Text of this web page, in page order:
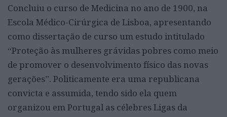
Concluiu o curso de Medicina no ano de 1900, na
Escola Médico-Cirúrgica de Lisboa, apresentando
como dissertação de curso um estudo intitulado
“Proteção às mulheres grávidas pobres como meio
de promover o desenvolvimento físico das novas
gerações”. Politicamente era uma republicana
convicta e assumida, tendo sido ela quem
organizou em Portugal as célebres Ligas da